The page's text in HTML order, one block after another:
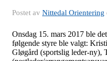
Postet av Nittedal Orientering
Onsdag 15. mars 2017 ble
følgende styre ble valgt:
Gløgård (sportslig leder-ny),